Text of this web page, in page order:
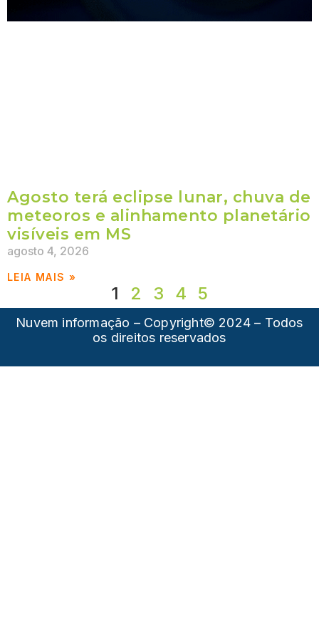
Agosto terá eclipse lunar, chuva de
meteoros e alinhamento planetário
visíveis em MS
agosto 4, 2026
LEIA MAIS »
1 2 3 4 5
Nuvem informação – Copyright© 2024 – Todos
os direitos reservados